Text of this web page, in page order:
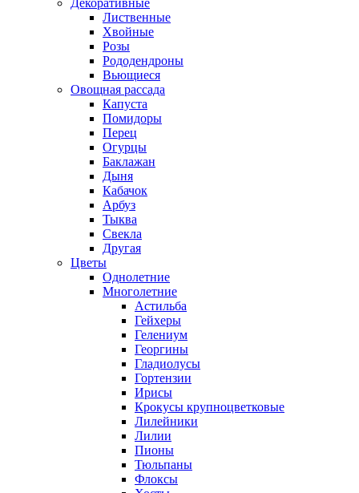
Декоративные
Лиственные
Хвойные
Розы
Рододендроны
Вьющиеся
Овощная рассада
Капуста
Помидоры
Перец
Огурцы
Баклажан
Дыня
Кабачок
Арбуз
Тыква
Свекла
Другая
Цветы
Однолетние
Многолетние
Астильба
Гейхеры
Гелениум
Георгины
Гладиолусы
Гортензии
Ирисы
Крокусы крупноцветковые
Лилейники
Лилии
Пионы
Тюльпаны
Флоксы